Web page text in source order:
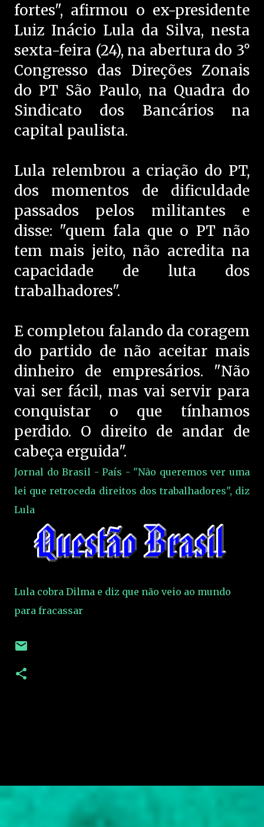
fortes", afirmou o ex-presidente
Luiz Inácio Lula da Silva, nesta
sexta-feira (24), na abertura do 3°
Congresso das Direções Zonais
do PT São Paulo, na Quadra do
Sindicato dos Bancários na
capital paulista.
Lula relembrou a criação do PT,
dos momentos de dificuldade
passados pelos militantes e
disse: "quem fala que o PT não
tem mais jeito, não acredita na
capacidade de luta dos
trabalhadores".
E completou falando da coragem
do partido de não aceitar mais
dinheiro de empresários. "Não
vai ser fácil, mas vai servir para
conquistar o que tínhamos
perdido. O direito de andar de
cabeça erguida".
Jornal do Brasil - País - "Não queremos ver uma
lei que retroceda direitos dos trabalhadores", diz
Lula
Lula cobra Dilma e diz que não veio ao mundo
para fracassar